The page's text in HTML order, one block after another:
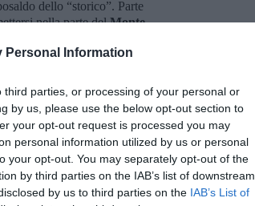
Personal Information
parties, or processing of your personal or
by us, please use the below opt-out section to
your opt-out request is processed you may
personal information utilized by us or personal
your opt-out. You may separately opt-out of the
by third parties on the IAB’s list of downstream
by us to third parties on the IAB’s List of
dello “storico”. Parte
nella parte delMonte
tempo. Le restanti due, vale a
22 Aprile, seguita da
23 Aprile, altri quattro
finale, sempre a